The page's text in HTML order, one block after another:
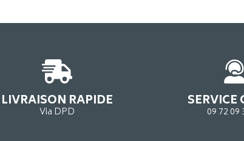
LIVRAISON RAPIDE
Via DPD
SERVICE
09 72 09